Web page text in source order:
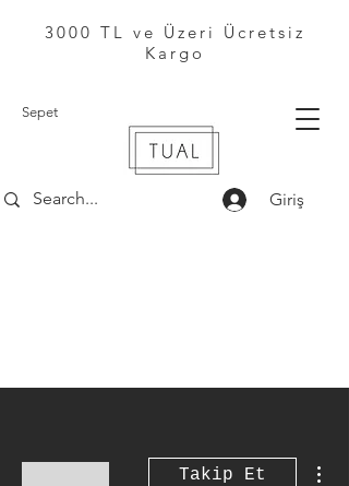
Sepet
Giriş
3000 TL ve Üzeri Ücretsiz
Kargo
Takip Et